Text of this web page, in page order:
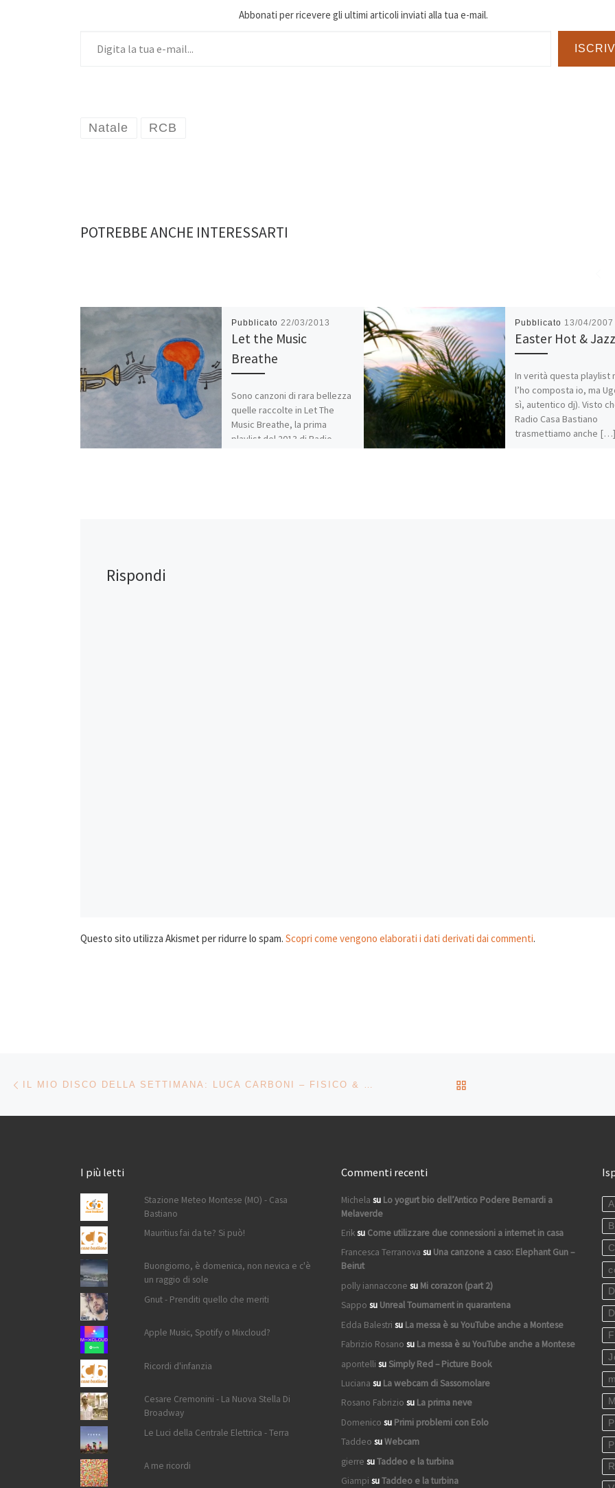
Abbonati per ricevere gli ultimi articoli inviati alla tua e-mail.
Natale RCB
POTREBBE ANCHE INTERESSARTI
Pubblicato 22/03/2013
Let the Music
Breathe
Sono canzoni di rara bellezza
quelle raccolte in Let The
Music Breathe, la prima
playlist del 2013 di Radio
Pubblicato 13/04/2007
Easter Hot &
In verità questa playlist
l’ho composta io, ma
sì, autentico dj). Visto
Radio Casa Bastiano
trasmettiamo anche […]
Rispondi
Questo sito utilizza Akismet per ridurre lo spam. Scopri come vengono elaborati i dati derivati dai commenti.
Navigazione articoli IL MIO DISCO DELLA SETTIMANA: LUCA CARBONI – FISICO & POLITICO
I più letti
Stazione Meteo Montese (MO) - Casa
Bastiano
Mauritius fai da te? Si può!
Buongiorno, è domenica, non nevica e c'è
un raggio di sole
Gnut - Prenditi quello che meriti
Apple Music, Spotify o Mixcloud?
Ricordi d'infanzia
Cesare Cremonini - La Nuova Stella Di
Broadway
Le Luci della Centrale Elettrica - Terra
A me ricordi
Commenti recenti
Michela su Lo yogurt bio dell’Antico Podere Bernardi a
Melaverde
Eriksu Come utilizzare due connessioni a internet in casa
Francesca Terranova su Una canzone a caso: Elephant Gun –
Beirut
polly iannaccone su Mi corazon (part 2)
Sappo su Unreal Tournament in quarantena
Edda Balestri su La messa è su YouTube anche a Montese
Fabrizio Rosano su La messa è su YouTube anche a Montese
apontelli suSimply Red – Picture Book
Luciana su La webcam di Sassomolare
Rosano Fabrizio su La prima neve
Domenico su Primi problemi con Eolo
Taddeo suWebcam
gierre suTaddeo e la turbina
Giampi suTaddeo e la turbina